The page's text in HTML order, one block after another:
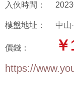
入伙時間：
樓盤地址： 中山
價錢：
https://